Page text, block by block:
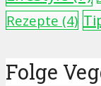
Rezepte (4)
Folge